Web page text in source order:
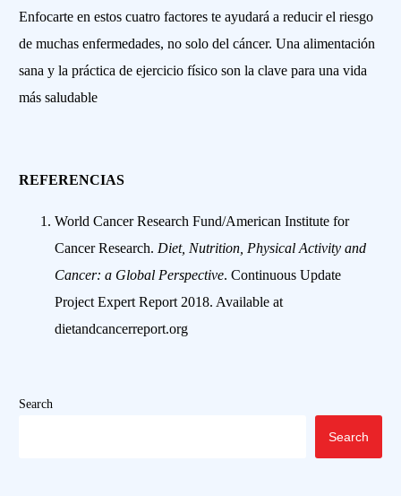
Enfocarte en estos cuatro factores te ayudará a reducir el riesgo
de muchas enfermedades, no solo del cáncer. Una alimentación
sana y la práctica de ejercicio físico son la clave para una vida
más saludable
REFERENCIAS
World Cancer Research Fund/American Institute for
Cancer Research.Diet, Nutrition, Physical Activity and
Cancer: a Global Perspective. Continuous Update
Project Expert Report 2018. Available at
dietandcancerreport.org
Search
Search